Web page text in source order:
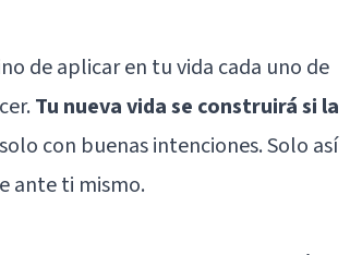
de aplicar en tu vida cada uno de
Tu nueva vida se construirá si la
con buenas intenciones. Solo así
ante ti mismo.